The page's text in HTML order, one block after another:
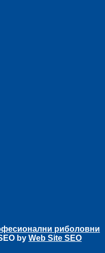
риболовни
by Web Site SEO